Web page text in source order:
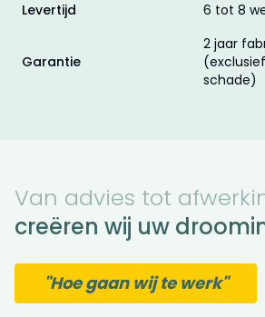
Levertijd
6 tot 8
Garantie
2 jaar
schade)
Van advies tot
creëren wij uw
"Hoe gaan wij te werk"